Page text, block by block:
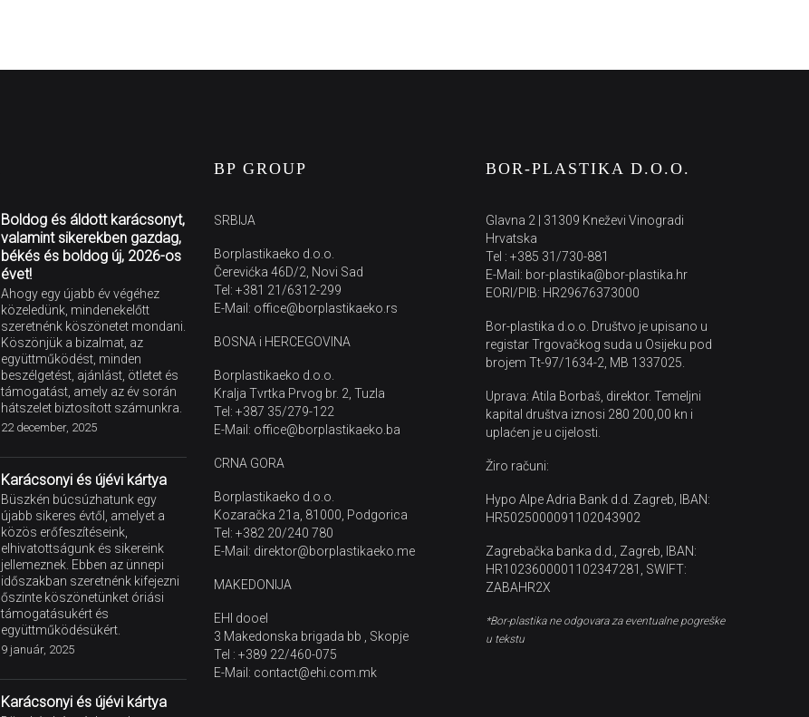
Boldog és áldott karácsonyt,
valamint sikerekben gazdag,
békés és boldog új, 2026-os
évet!
Ahogy egy újabb év végéhez
közeledünk, mindenekelőtt
szeretnénk köszönetet mondani.
Köszönjük a bizalmat, az
együttműködést, minden
beszélgetést, ajánlást, ötletet és
támogatást, amely az év során
hátszelet biztosított számunkra.
22 december, 2025
Karácsonyi és újévi kártya
Büszkén búcsúzhatunk egy
újabb sikeres évtől, amelyet a
közös erőfeszítéseink,
elhivatottságunk és sikereink
jellemeznek. Ebben az ünnepi
időszakban szeretnénk kifejezni
őszinte köszönetünket óriási
támogatásukért és
együttműködésükért.
9 január, 2025
Karácsonyi és újévi kártya
BP GROUP
SRBIJA
Borplastikaeko d.o.o.
Čerevićka 46D/2, Novi Sad
Tel: +381 21/6312-299
E-Mail: office@borplastikaeko.rs
BOSNA i HERCEGOVINA
Borplastikaeko d.o.o.
Kralja Tvrtka Prvog br. 2, Tuzla
Tel: +387 35/279-122
E-Mail: office@borplastikaeko.ba
CRNA GORA
Borplastikaeko d.o.o.
Kozaračka 21a, 81000, Podgorica
Tel: +382 20/240 780
E-Mail: direktor@borplastikaeko.me
MAKEDONIJA
EHI dooel
3 Makedonska brigada bb , Skopje
Tel : +389 22/460-075
E-Mail: contact@ehi.com.mk
BOR-PLASTIKA D.O.O.
Glavna 2 | 31309 Kneževi Vinogradi
Hrvatska
Tel : +385 31/730-881
E-Mail: bor-plastika@bor-plastika.hr
EORI/PIB: HR29676373000
Bor-plastika d.o.o. Društvo je upisano u
registar Trgovačkog suda u Osijeku pod
brojem Tt-97/1634-2, MB 1337025.
Uprava: Atila Borbaš, direktor. Temeljni
kapital društva iznosi 280 200,00 kn i
uplaćen je u cijelosti.
Žiro računi:
Hypo Alpe Adria Bank d.d. Zagreb, IBAN:
HR5025000091102043902
Zagrebačka banka d.d., Zagreb, IBAN:
HR1023600001102347281, SWIFT:
ZABAHR2X
*Bor-plastika ne odgovara za eventualne pogreške
u tekstu